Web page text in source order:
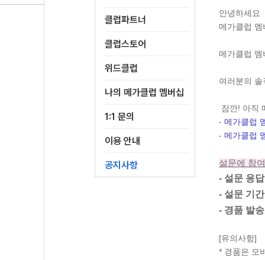
클럽파트너
클럽스토어
위드클럽
나의 메가클럽 멤버십
1:1 문의
이용 안내
공지사항
안녕하세요
메가클럽
메가클럽
여러분의
잠깐! 아직
- 메가클럽
- 메가클럽
설문에 참
- 설문 응
- 설문 기
- 경품 발
[유의사항]
* 경품은 모